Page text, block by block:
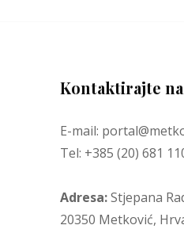
Kontaktirajte
E-mail:
Tel: +385 (20) 681
Adresa:Stjepana
20350 Metković,